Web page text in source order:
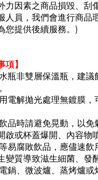
力因素之商品損毀、刮
人員，我們會進行商品
您提供後續服務。)
項】
瓶非雙層保溫瓶，建議
電解拋光處理無鍍膜，
品時請避免晃動，以
啟或杯蓋爆開、內容物
易腐敗飲品，應儘速飲
變質導致滋生細菌、發
鍋、微波爐、蒸烤爐或